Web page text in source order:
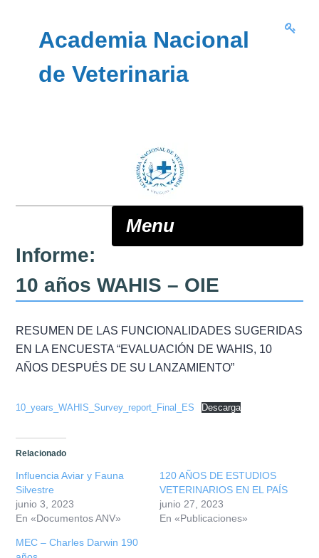
Academia Nacional
de Veterinaria
Menu
ANV
Directiva
Relaciones
Fotos
Informe:
10 años WAHIS – OIE
RESUMEN DE LAS FUNCIONALIDADES SUGERIDAS
EN LA ENCUESTA “EVALUACIÓN DE WAHIS, 10
AÑOS DESPUÉS DE SU LANZAMIENTO”
10_years_WAHIS_Survey_report_Final_ES Descarga
Relacionado
Influencia Aviar y Fauna
Silvestre
junio 3, 2023
En «Documentos ANV»
120 AÑOS DE ESTUDIOS
VETERINARIOS EN EL PAÍS
junio 27, 2023
En «Publicaciones»
MEC – Charles Darwin 190